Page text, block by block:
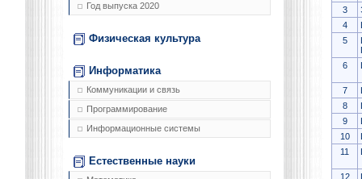
Год выпуска 2020
Физическая культура
Информатика
Коммуникации и связь
Программирование
Информационные системы
Естественные науки
3
4
5
6
7
8
9
10
11
12